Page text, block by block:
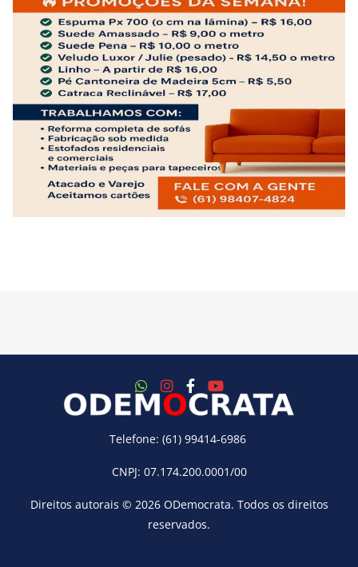
Telefone: (61) 99414-6986
CNPJ: 07.174.200.0001/00
Direitos autorais © 2026 ODemocrata. Todos os direitos
reservados.